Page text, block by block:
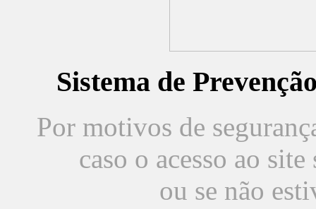
Sistema de
Por motivos de
caso o acesso ao
ou se não